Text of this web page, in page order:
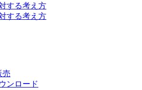
する考え方
する考え方
売
ンロード